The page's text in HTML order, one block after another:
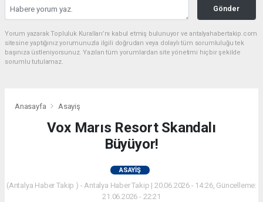
Gönder
Yorum yazarak Topluluk Kuralları’nı kabul etmiş bulunuyor ve antalyahabertakip.com
sitesine yaptığınız yorumunuzla ilgili doğrudan veya dolaylı tüm sorumluluğu tek
başınıza üstleniyorsunuz. Yazılan tüm yorumlardan site yönetimi hiçbir şekilde
sorumlu tutulamaz.
Anasayfa Asayiş
Vox Marıs Resort Skandalı
Büyüyor!
ASAYIŞ
(Antalya Haber Takip ) - Antalya Haber Takip | 20.06.2026 - 14:26, Güncelleme:
21.06.2026 - 22:21